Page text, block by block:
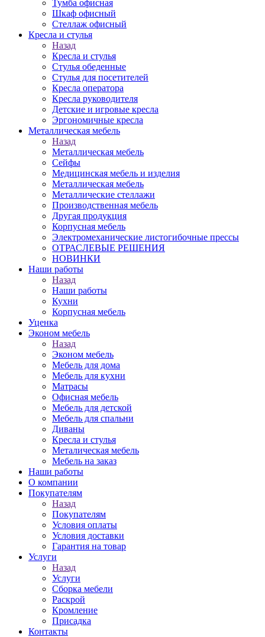
Тумба офисная
Шкаф офисный
Стеллаж офисный
Кресла и стулья
Назад
Кресла и стулья
Стулья обеденные
Стулья для посетителей
Кресла оператора
Кресла руководителя
Детские и игровые кресла
Эргономичные кресла
Металлическая мебель
Назад
Металлическая мебель
Сейфы
Медицинская мебель и изделия
Металлическая мебель
Металлические стеллажи
Производственная мебель
Другая продукция
Корпусная мебель
Электромеханические листогибочные прессы
ОТРАСЛЕВЫЕ РЕШЕНИЯ
НОВИНКИ
Наши работы
Назад
Наши работы
Кухни
Корпусная мебель
Уценка
Эконом мебель
Назад
Эконом мебель
Мебель для дома
Мебель для кухни
Матрасы
Офисная мебель
Мебель для детской
Мебель для спальни
Диваны
Кресла и стулья
Металическая мебель
Мебель на заказ
Наши работы
О компании
Покупателям
Назад
Покупателям
Условия оплаты
Условия доставки
Гарантия на товар
Услуги
Назад
Услуги
Сборка мебели
Раскрой
Кромление
Присадка
Контакты